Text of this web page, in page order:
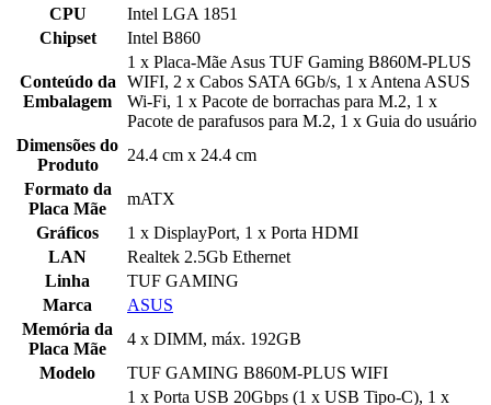
CPU
Intel LGA 1851
Chipset
Intel B860
Conteúdo da
Embalagem
1 x Placa-Mãe Asus TUF Gaming B860M-PLUS
WIFI, 2 x Cabos SATA 6Gb/s, 1 x Antena ASUS
Wi-Fi, 1 x Pacote de borrachas para M.2, 1 x
Pacote de parafusos para M.2, 1 x Guia do usuário
Dimensões do
Produto
24.4 cm x 24.4 cm
Formato da
Placa Mãe
mATX
Gráficos
1 x DisplayPort, 1 x Porta HDMI
LAN
Realtek 2.5Gb Ethernet
Linha
TUF GAMING
Marca
ASUS
Memória da
Placa Mãe
4 x DIMM, máx. 192GB
Modelo
TUF GAMING B860M-PLUS WIFI
1 x Porta USB 20Gbps (1 x USB Tipo-C), 1 x